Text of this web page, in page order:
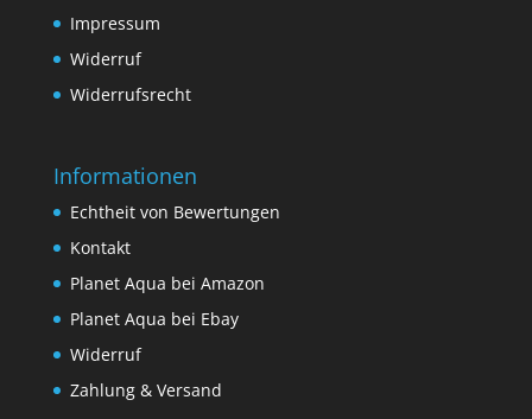
Impressum
Widerruf
Widerrufsrecht
Informationen
Echtheit von Bewertungen
Kontakt
Planet Aqua bei Amazon
Planet Aqua bei Ebay
Widerruf
Zahlung & Versand